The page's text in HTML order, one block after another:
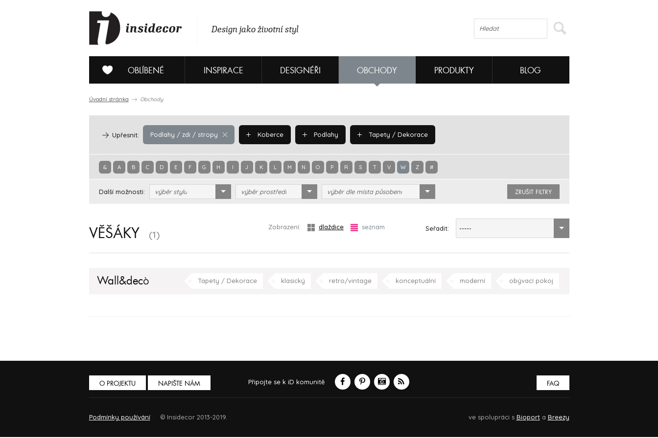
Design jako životní styl
OBLÍBENÉ INSPIRACE DESIGNÉŘI OBCHODY PRODUKTY BLOG
Úvodní stránka Obchody
Podlahy / zdi / stropy
Upřesnit: Koberce Podlahy Tapety / Dekorace
& A B C D E F G H I J K L M N O P R S T V W Z #
Další možnosti: výběr stylu výběr prostředí výběr dle místa působení ZRUŠIT FILTRY
VĚŠÁKY (1)
Zobrazení: dlaždice seznam Seřadit: -----
Wall&decò Tapety / Dekorace klasický retro/vintage konceptuální moderní obývací pokoj
O PROJEKTU NAPIŠTE NÁM Připojte se k iD komunitě FAQ
Podmínky používání © Insidecor 2013-2019. ve spolupráci s Bioporta Breezy